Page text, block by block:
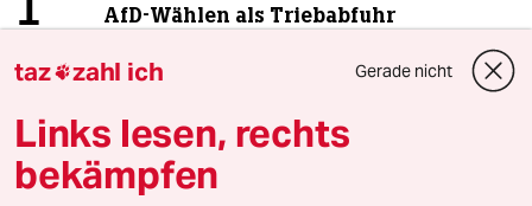
AfD-Wählen als Triebabfuhr
2 Passgenauer Populismus
taz zahl ich Gerade nicht
Links lesen, rechts
bekämpfen